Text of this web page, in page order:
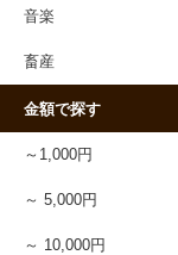
音楽
畜産
金額で探す
～1,000円
～ 5,000円
～ 10,000円